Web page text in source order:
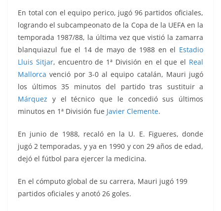
En total con el equipo perico, jugó 96 partidos oficiales,
logrando el subcampeonato de la Copa de la UEFA en la
temporada 1987/88, la última vez que vistió la zamarra
blanquiazul fue el 14 de mayo de 1988 en el Estadio
Lluis Sitjar, encuentro de 1ª División en el que el Real
Mallorca venció por 3-0 al equipo catalán, Mauri jugó
los últimos 35 minutos del partido tras sustituir a
Márquez y el técnico que le concedió sus últimos
minutos en 1ª División fue Javier Clemente.
En junio de 1988, recaló en la U. E. Figueres, donde
jugó 2 temporadas, y ya en 1990 y con 29 años de edad,
dejó el fútbol para ejercer la medicina.
En el cómputo global de su carrera, Mauri jugó 199
partidos oficiales y anotó 26 goles.